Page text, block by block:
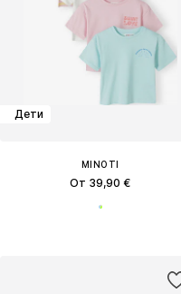
Дети
MINOTI
От 39,90 €